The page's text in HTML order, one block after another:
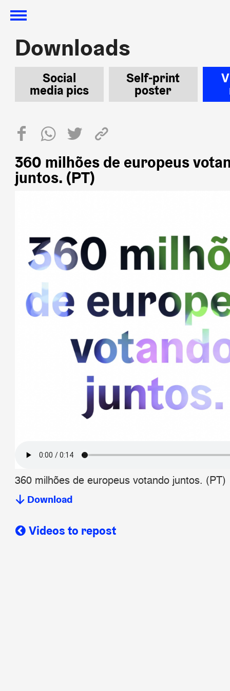
Downloads
Downloads
Social
media pics
Self-print
poster
360 milhões de europeus
juntos. (PT)
360 milhões de europeus votando juntos. (PT)
Download
Videos to repost